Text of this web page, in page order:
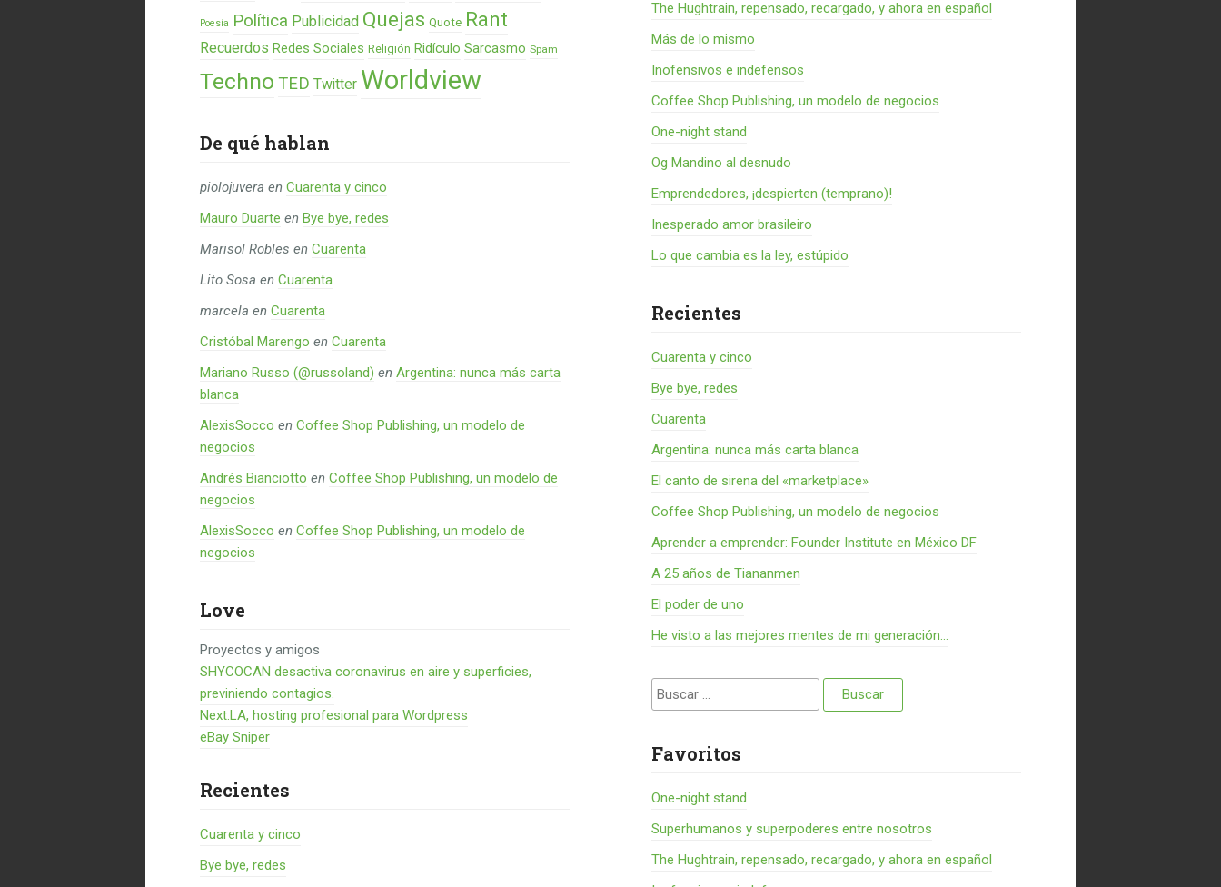
Poesía Política Publicidad Quejas Quote Rant
Recuerdos Redes Sociales Religión Ridículo Sarcasmo Spam
Techno TED Twitter Worldview
De qué hablan
piolojuvera en Cuarenta y cinco
Mauro Duarte en Bye bye, redes
Marisol Robles en Cuarenta
Lito Sosa en Cuarenta
marcela en Cuarenta
Cristóbal Marengo en Cuarenta
Mariano Russo (@russoland) en Argentina: nunca más carta
blanca
AlexisSocco en Coffee Shop Publishing, un modelo de
negocios
Andrés Bianciotto en Coffee Shop Publishing, un modelo de
negocios
AlexisSocco en Coffee Shop Publishing, un modelo de
negocios
Love
Proyectos y amigos
SHYCOCAN desactiva coronavirus en aire y superficies,
previniendo contagios.
Next.LA, hosting profesional para Wordpress
eBay Sniper
Recientes
Cuarenta y cinco
Bye bye, redes
The Hughtrain, repensado, recargado, y ahora en español
Más de lo mismo
Inofensivos e indefensos
Coffee Shop Publishing, un modelo de negocios
One-night stand
Og Mandino al desnudo
Emprendedores, ¡despierten (temprano)!
Inesperado amor brasileiro
Lo que cambia es la ley, estúpido
Recientes
Cuarenta y cinco
Bye bye, redes
Cuarenta
Argentina: nunca más carta blanca
El canto de sirena del «marketplace»
Coffee Shop Publishing, un modelo de negocios
Aprender a emprender: Founder Institute en México DF
A 25 años de Tiananmen
El poder de uno
He visto a las mejores mentes de mi generación…
Buscar:
Favoritos
One-night stand
Superhumanos y superpoderes entre nosotros
The Hughtrain, repensado, recargado, y ahora en español